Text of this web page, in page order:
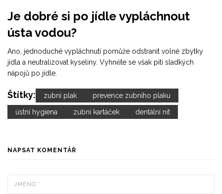
Je dobré si po jídle vypláchnout
ústa vodou?
Ano, jednoduché vypláchnutí pomůže odstranit volné zbytky
jídla a neutralizovat kyseliny. Vyhněte se však pití sladkých
nápojů po jídle.
Štítky: zubní plak prevence zubního plaku
ústní hygiena zubní kartáček dentální nit
NAPSAT KOMENTÁŘ